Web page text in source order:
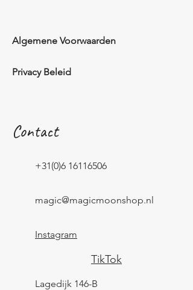
Algemene Voorwaarden
Privacy Beleid
Contact
+31(0)6 16116506
magic@magicmoonshop.nl
Instagram
TikTok
Lagedijk 146-B